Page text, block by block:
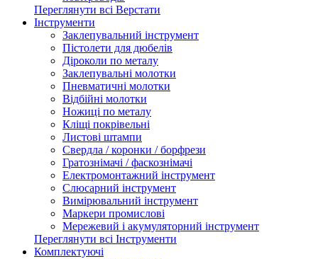
Переглянути всі Верстати
Інструменти
Заклепувальний інструмент
Пістолети для дюбелів
Діроколи по металу
Заклепувальні молотки
Пневматичні молотки
Відбійні молотки
Ножиці по металу
Кліщі покрівельні
Листові штампи
Свердла / коронки / борфрези
Гратознімачі / фаскознімачі
Електромонтажний інструмент
Слюсарний інструмент
Вимірювальний інструмент
Маркери промислові
Мережевий і акумуляторний інструмент
Переглянути всі Інструменти
Комплектуючі